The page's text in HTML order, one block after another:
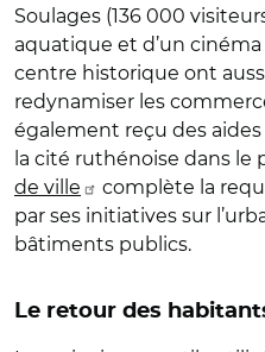
Soulages (136 000
aquatique et d’un
centre historique ont
redynamiser les
également reçu des
la cité ruthénoise dans le
de ville
complète la
par ses initiatives sur
bâtiments publics.
Le retour des